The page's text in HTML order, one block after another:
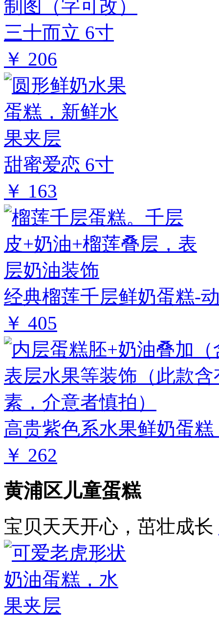
三十而立 6寸
￥ 206
甜蜜爱恋 6寸
￥ 163
经典榴莲千层鲜奶蛋糕-
￥ 405
高贵紫色系水果鲜奶蛋糕
￥ 262
黄浦区儿童蛋糕
宝贝天天开心，茁壮成长